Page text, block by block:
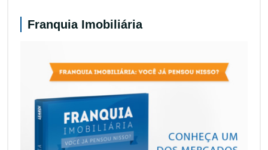
Franquia Imobiliária